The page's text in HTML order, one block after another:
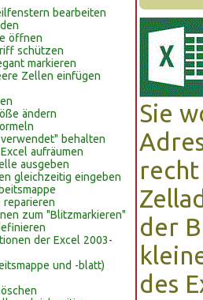
bearbeiten
öffnen
schützen
markieren
Zellen einfügen
ändern
behalten
aufräumen
ausgeben
gleichzeitig eingeben
reparieren
zum "Blitzmarkieren"
der Excel 2003-
und -blatt)
Sie
der
des